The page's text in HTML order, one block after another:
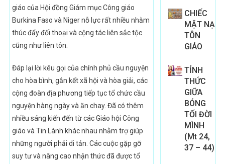
giáo của Hội đồng Giám mục Công giáo
Burkina Faso và Niger nỗ lực rất nhiều nhằm
thúc đẩy đối thoại và cộng tác liên sắc tộc
cũng như liên tôn.
Đáp lại lời kêu gọi của chính phủ cầu nguyện
cho hòa bình, gắn kết xã hội và hòa giải, các
cộng đoàn địa phương tiếp tục tổ chức cầu
nguyện hàng ngày và ăn chay. Đã có thêm
nhiều sáng kiến đến từ các Giáo hội Công
giáo và Tin Lành khác nhau nhằm trợ giúp
những người phải di tản. Các cuộc gặp gỡ
suy tư và nâng cao nhận thức đã được tổ
CHIẾC
MẶT NẠ
TÔN
GIÁO
TỈNH
THỨC
GIỮA
BÓNG
TỐI ĐỜI
MÌNH
(Mt 24,
37 – 44)